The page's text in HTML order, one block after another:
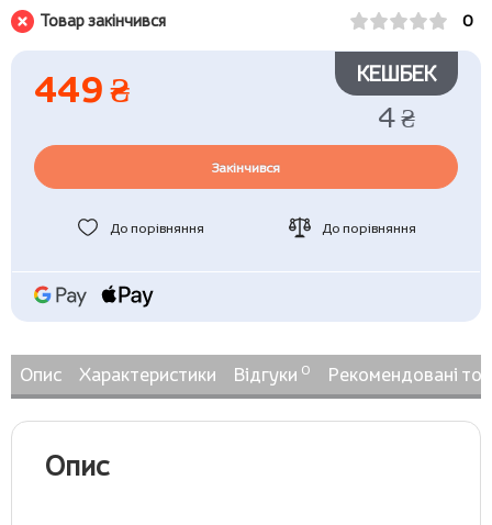
Товар закінчився 0
449 ₴ КЕШБЕК
4 ₴
Закінчився
До порівняння До порівняння
Опис Характеристики Відгуки 0 Рекомендовані
Опис